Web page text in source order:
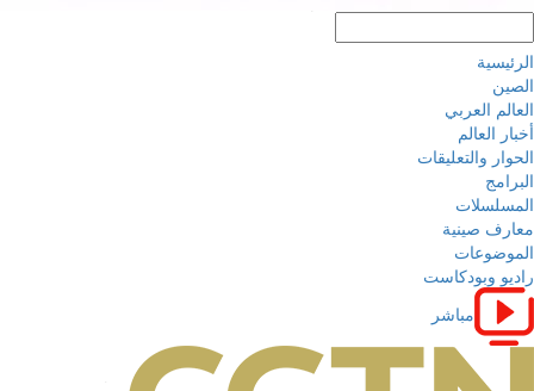
الرئيسية
الصين
العالم العربي
أخبار العالم
الحوار والتعليقات
البرامج
المسلسلات
معارف صينية
الموضوعات
راديو وبودكاست
مباشر